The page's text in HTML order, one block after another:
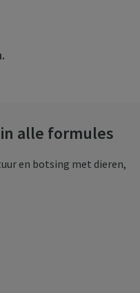
alle formules
en botsing met dieren,